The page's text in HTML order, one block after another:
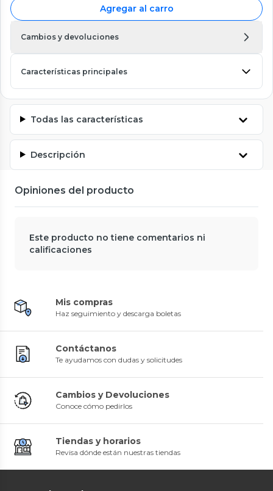
Agregar al carro
Cambios y devoluciones
Características principales
Todas las características
Descripción
Opiniones del producto
Este producto no tiene comentarios ni
calificaciones
Mis compras
Haz seguimiento y descarga boletas
Contáctanos
Te ayudamos con dudas y solicitudes
Cambios y Devoluciones
Conoce cómo pedirlos
Tiendas y horarios
Revisa dónde están nuestras tiendas